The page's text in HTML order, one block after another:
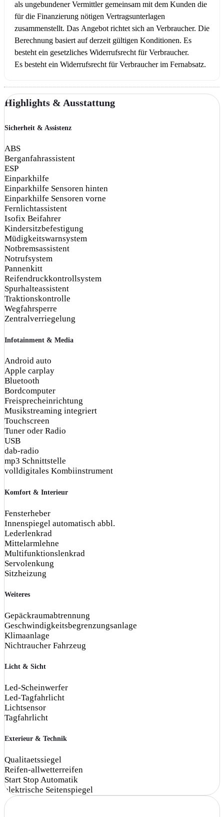
als ungebundener Vermittler gemeinsam mit dem Kunden die
für die Finanzierung nötigen Vertragsunterlagen
zusammenstellt. Das Angebot richtet sich an Verbraucher. Die
Berechnung basiert auf derzeit gültigen Konditionen. Es
besteht ein gesetzliches Widerrufsrecht für Verbraucher.
Es besteht ein Widerrufsrecht für Verbraucher im Fernabsatz.
Highlights & Ausstattung
Sicherheit & Assistenz
ABS
Berganfahrassistent
ESP
Einparkhilfe
Einparkhilfe Sensoren hinten
Einparkhilfe Sensoren vorne
Fernlichtassistent
Isofix Beifahrer
Kindersitzbefestigung
Müdigkeitswarnsystem
Notbremsassistent
Notrufsystem
Pannenkitt
Reifendruckkontrollsystem
Spurhalteassistent
Traktionskontrolle
Wegfahrsperre
Zentralverriegelung
Infotainment & Media
Android auto
Apple carplay
Bluetooth
Bordcomputer
Freisprecheinrichtung
Musikstreaming integriert
Touchscreen
Tuner oder Radio
USB
dab-radio
mp3 Schnittstelle
volldigitales Kombiinstrument
Komfort & Interieur
Fensterheber
Innenspiegel automatisch abbl.
Lederlenkrad
Mittelarmlehne
Multifunktionslenkrad
Servolenkung
Sitzheizung
Weiteres
Gepäckraumabtrennung
Geschwindigkeitsbegrenzungsanlage
Klimaanlage
Nichtraucher Fahrzeug
Licht & Sicht
Led-Scheinwerfer
Led-Tagfahrlicht
Lichtsensor
Tagfahrlicht
Exterieur & Technik
Qualitaetssiegel
Reifen-allwetterreifen
Start Stop Automatik
elektrische Seitenspiegel